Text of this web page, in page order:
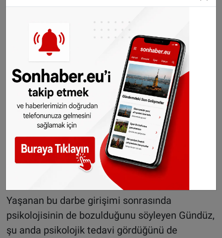
Gündüz, 12 Eylül 1980 darbesini de yaşadığını
belirterek, şöyle devam etti:
"12 Eylül darbesi ülkemize çok zarar verdi.
Darbeler hiç bir zaman yarar getirmez. Sürekli
geri gitmemize neden olur. Ben FETÖ'nün
liderini din adamı olarak görmüyorum. Vatan
hainidir. Milletin silahını ve tankını millete
doğrultturmuştur. Bu kabul edilemez. Türkiye'ye
iade edilmesinin ardından, en ağır şekilde
cezalandırılmasını istiyorum."
Yaşanan bu darbe girişimi sonrasında
psikolojisinin de bozulduğunu söyleyen Gündüz,
şu anda psikolojik tedavi gördüğünü de